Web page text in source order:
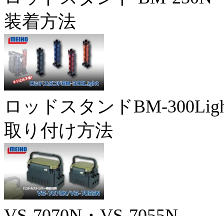
装着方法
ロッドスタンドBM-
取り付け方法